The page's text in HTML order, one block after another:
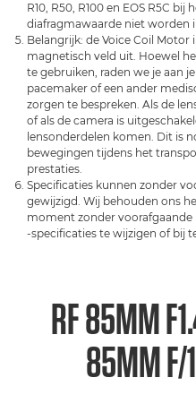
R10, R50, R100 en EOS R5C
diafragmawaarde niet worden
Belangrijk: de Voice Coil Motor
magnetisch veld uit. Hoewel
te gebruiken, raden we je aan
pacemaker of een ander
zorgen te bespreken. Als de
of als de camera is
lensonderdelen komen. Dit is
bewegingen tijdens het
prestaties.
Specificaties kunnen zonder
gewijzigd. Wij behouden ons
moment zonder
-specificaties te wijzigen of bij
RF 85MM
85MM F/